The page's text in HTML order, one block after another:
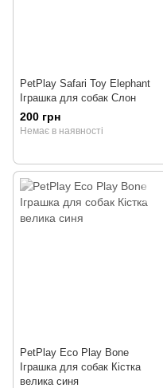
PetPlay Safari Toy Elephant
Іграшка для собак Слон
200 грн
Немає в наявності
PetPlay Eco Play Bone
Іграшка для собак Кістка
велика синя